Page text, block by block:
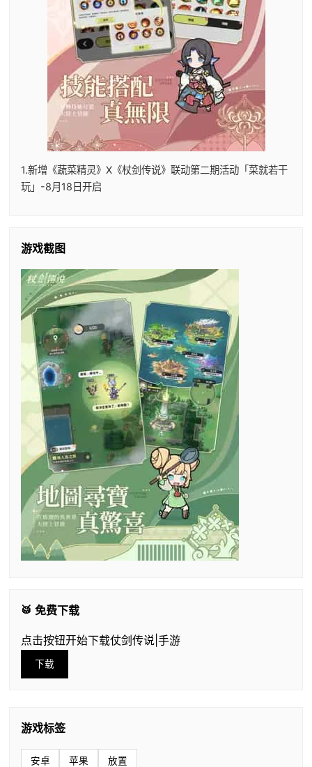
1.新增《蔬菜精灵》X《杖剑传说》联动第二期活动「菜就若干
玩」-8月18日开启
游戏截图
🥁 免费下载
点击按钮开始下载仗剑传说|手游
下载
游戏标签
安卓 苹果 放置